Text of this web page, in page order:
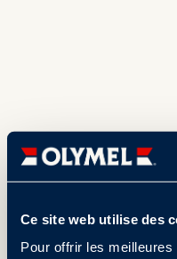
Ce site web utilise des
Pour offrir les